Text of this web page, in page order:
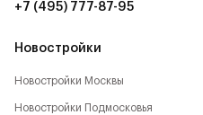
Новостройки
Новостройки Москвы
Новостройки Подмосковья
+7 (495) 777-87-95